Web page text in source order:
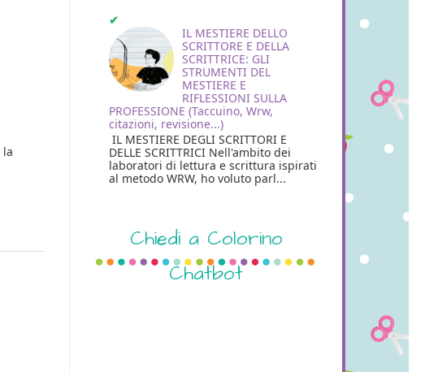
la
IL MESTIERE DELLO
SCRITTORE E DELLA
SCRITTRICE: GLI
STRUMENTI DEL
MESTIERE E
RIFLESSIONI SULLA
PROFESSIONE (Taccuino, Wrw,
citazioni, revisione...)
IL MESTIERE DEGLI SCRITTORI E
DELLE SCRITTRICI Nell'ambito dei
laboratori di lettura e scrittura ispirati
al metodo WRW, ho voluto parl...
Chiedi a Colorino
Chatbot